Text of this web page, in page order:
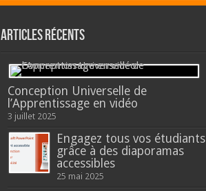
Articles récents
Conception Universelle de
l’Apprentissage en vidéo
3 juillet 2025
Engagez tous vos étudiants
grâce à des diaporamas
accessibles
25 mai 2025